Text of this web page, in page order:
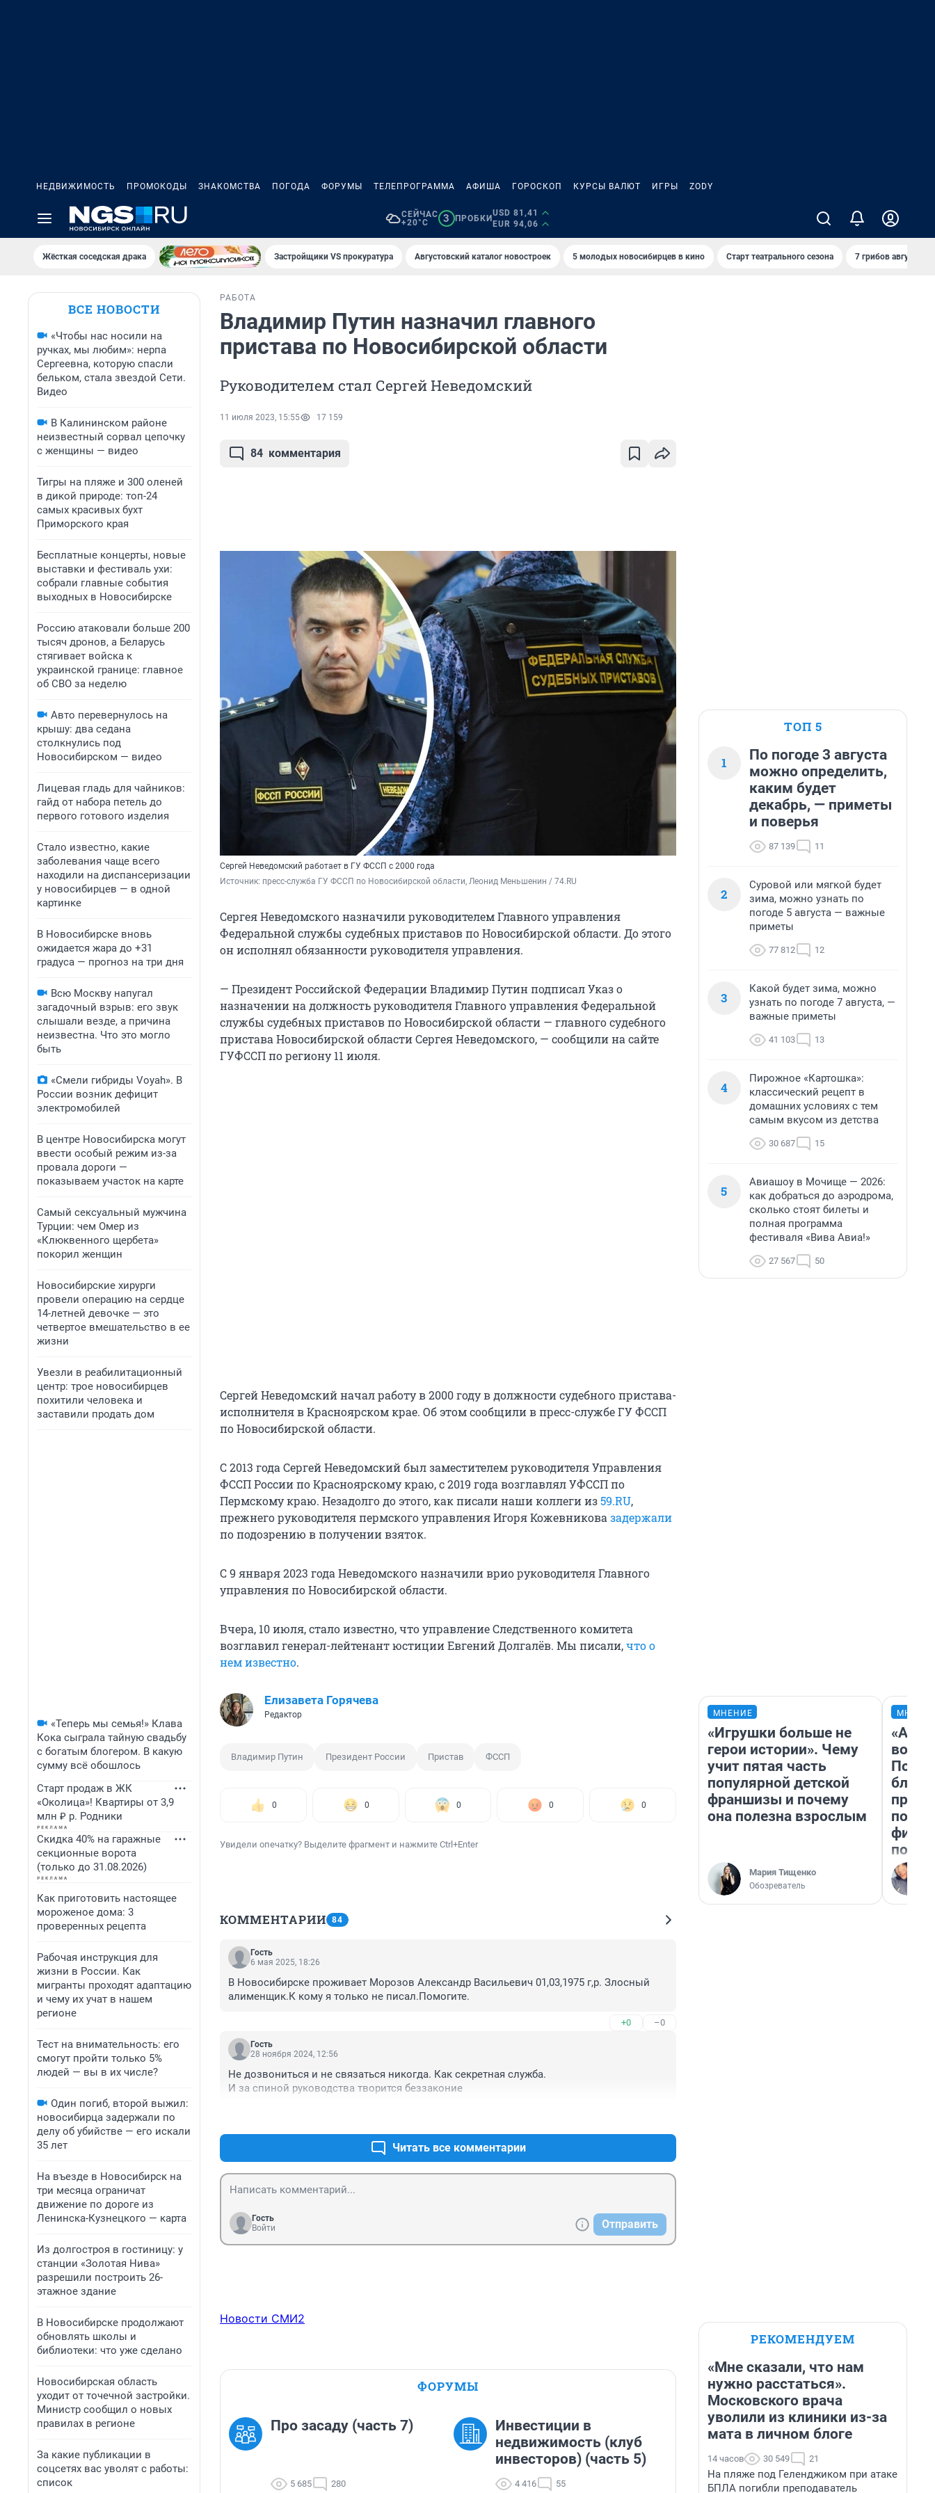
НЕДВИЖИМОСТЬ ПРОМОКОДЫ ЗНАКОМСТВА ПОГОДА ФОРУМЫ ТЕЛЕПРОГРАММА АФИША ГОРОСКОП КУРСЫ ВАЛЮТ ИГРЫ ZODY
СЕЙЧАС
+20°C
3 ПРОБКИ
USD 81,41
EUR 94,06
Жёсткая соседская драка Застройщики VS прокуратура Августовский каталог новостроек 5 молодых новосибирцев в кино Старт театрального сезона 7 грибов августа
ВСЕ НОВОСТИ
«Чтобы нас носили на
ручках, мы любим»: нерпа
Сергеевна, которую спасли
бельком, стала звездой Сети.
Видео
В Калининском районе
неизвестный сорвал цепочку
с женщины — видео
Тигры на пляже и 300 оленей
в дикой природе: топ-24
самых красивых бухт
Приморского края
Бесплатные концерты, новые
выставки и фестиваль ухи:
собрали главные события
выходных в Новосибирске
Россию атаковали больше 200
тысяч дронов, а Беларусь
стягивает войска к
украинской границе: главное
об СВО за неделю
Авто перевернулось на
крышу: два седана
столкнулись под
Новосибирском — видео
Лицевая гладь для чайников:
гайд от набора петель до
первого готового изделия
Стало известно, какие
заболевания чаще всего
находили на диспансеризации
у новосибирцев — в одной
картинке
В Новосибирске вновь
ожидается жара до +31
градуса — прогноз на три дня
Всю Москву напугал
загадочный взрыв: его звук
слышали везде, а причина
неизвестна. Что это могло
быть
«Смели гибриды Voyah». В
России возник дефицит
электромобилей
В центре Новосибирска могут
ввести особый режим из-за
провала дороги —
показываем участок на карте
Самый сексуальный мужчина
Турции: чем Омер из
«Клюквенного щербета»
покорил женщин
Новосибирские хирурги
провели операцию на сердце
14-летней девочке — это
четвертое вмешательство в ее
жизни
Увезли в реабилитационный
центр: трое новосибирцев
похитили человека и
заставили продать дом
«Теперь мы семья!» Клава
Кока сыграла тайную свадьбу
с богатым блогером. В какую
сумму всё обошлось
Старт продаж в ЖК
«Околица»! Квартиры от 3,9
млн ₽ р. Родники
Скидка 40% на гаражные
секционные ворота
(только до 31.08.2026)
Как приготовить настоящее
мороженое дома: 3
проверенных рецепта
Рабочая инструкция для
жизни в России. Как
мигранты проходят адаптацию
и чему их учат в нашем
регионе
Тест на внимательность: его
смогут пройти только 5%
людей — вы в их числе?
Один погиб, второй выжил:
новосибирца задержали по
делу об убийстве — его искали
35 лет
На въезде в Новосибирск на
три месяца ограничат
движение по дороге из
Ленинска-Кузнецкого — карта
Из долгостроя в гостиницу: у
станции «Золотая Нива»
разрешили построить 26-
этажное здание
В Новосибирске продолжают
обновлять школы и
библиотеки: что уже сделано
Новосибирская область
уходит от точечной застройки.
Министр сообщил о новых
правилах в регионе
За какие публикации в
соцсетях вас уволят с работы:
список
РАБОТА
Владимир Путин назначил главного
пристава по Новосибирской области
Руководителем стал Сергей Неведомский
11 июля 2023, 15:55 17 159
84 комментария
Сергей Неведомский работает в ГУ ФССП с 2000 года
Источник: пресс-служба ГУ ФССП по Новосибирской области, Леонид Меньшенин / 74.RU
Сергея Неведомского назначили руководителем Главного управления
Федеральной службы судебных приставов по Новосибирской области. До этого
он исполнял обязанности руководителя управления.
— Президент Российской Федерации Владимир Путин подписал Указ о
назначении на должность руководителя Главного управления Федеральной
службы судебных приставов по Новосибирской области — главного судебного
пристава Новосибирской области Сергея Неведомского, — сообщили на сайте
ГУФССП по региону 11 июля.
Сергей Неведомский начал работу в 2000 году в должности судебного пристава-
исполнителя в Красноярском крае. Об этом сообщили в пресс-службе ГУ ФССП
по Новосибирской области.
С 2013 года Сергей Неведомский был заместителем руководителя Управления
ФССП России по Красноярскому краю, с 2019 года возглавлял УФССП по
Пермскому краю. Незадолго до этого, как писали наши коллеги из59.RU,
прежнего руководителя пермского управления Игоря Кожевникова задержали
по подозрению в получении взяток.
С 9 января 2023 года Неведомского назначили врио руководителя Главного
управления по Новосибирской области.
Вчера, 10 июля, стало известно, что управление Следственного комитета
возглавил генерал-лейтенант юстиции Евгений Долгалёв. Мы писали,что о
нем известно.
Елизавета Горячева
Редактор
Владимир Путин Президент России Пристав ФССП
0 0 0 0 0
Увидели опечатку? Выделите фрагмент и нажмите Ctrl+Enter
КОММЕНТАРИИ 84
Гость
6 мая 2025, 18:26
В Новосибирске проживает Морозов Александр Васильевич 01,03,1975 г,р. Злосный
алименщик.К кому я только не писал.Помогите.
+0 –0
Гость
28 ноября 2024, 12:56
Не дозвониться и не связаться никогда. Как секретная служба.
И за спиной руководства творится беззаконие
Читать все комментарии
Гость
Войти
Отправить
Новости СМИ2
ФОРУМЫ
Про засаду (часть 7)
5 685 280
Инвестиции в
недвижимость (клуб
инвесторов) (часть 5)
4 416 55
ТОП 5
1
По погоде 3 августа
можно определить,
каким будет
декабрь, — приметы
и поверья
87 139 11
2
Суровой или мягкой будет
зима, можно узнать по
погоде 5 августа — важные
приметы
77 812 12
3
Какой будет зима, можно
узнать по погоде 7 августа, —
важные приметы
41 103 13
4
Пирожное «Картошка»:
классический рецепт в
домашних условиях с тем
самым вкусом из детства
30 687 15
5
Авиашоу в Мочище — 2026:
как добраться до аэродрома,
сколько стоят билеты и
полная программа
фестиваля «Вива Авиа!»
27 567 50
МНЕНИЕ
«Игрушки больше не
герои истории». Чему
учит пятая часть
популярной детской
франшизы и почему
она полезна взрослым
Мария Тищенко
Обозреватель
вот
РЕКОМЕНДУЕМ
«Мне сказали, что нам
нужно расстаться».
Московского врача
уволили из клиники из-за
мата в личном блоге
14 часов 30 549 21
На пляже под Геленджиком при атаке
БПЛА погибли преподаватель